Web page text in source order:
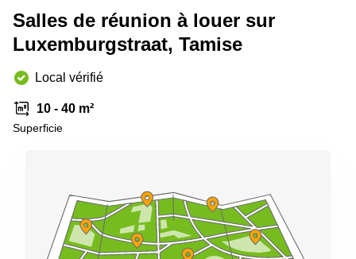
Salles de réunion à louer sur
Luxemburgstraat, Tamise
Local vérifié
10 - 40 m²
Superficie